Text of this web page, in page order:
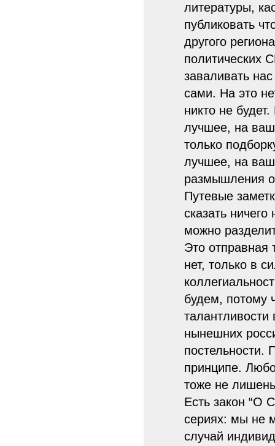
литературы,
публиковать
другого
политических
заваливать
сами. На это
никто не
лучшее, на ваш
только
лучшее, на
размышления о
Путевые
сказать
можно
Это отправная
нет, только в
будем, потому
нынешних
постельности.
принципе.
тоже не
Есть закон “О
сериях: мы не
случай